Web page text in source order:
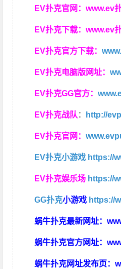
EV扑克官网：www.ev
EV扑克下载：www.ev
EV扑克官方下载：
EV扑克电脑版网址：
EV扑克GG官方：
EV扑克战队 ： http://
EV扑克官网：
EV扑克小游戏 https://
EV扑克娱乐场 https://
GG扑克小游戏 https://
蜗牛扑克最新网址：
蜗牛扑克官方网址：
蜗牛扑克网址发布页：